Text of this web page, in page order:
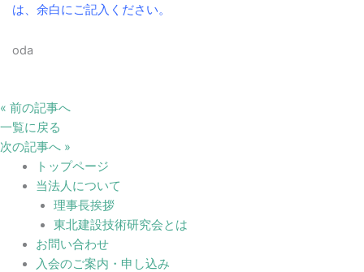
は、余白にご記入ください。
oda
« 前の記事へ
一覧に戻る
次の記事へ »
トップページ
当法人について
理事長挨拶
東北建設技術研究会とは
お問い合わせ
入会のご案内・申し込み